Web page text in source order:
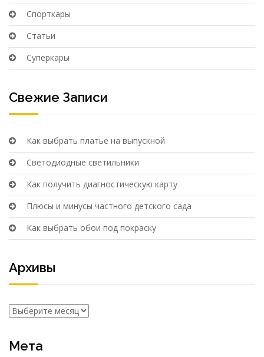
Спорткары
Статьи
Суперкары
Свежие Записи
Как выбрать платье на выпускной
Светодиодные светильники
Как получить диагностическую карту
Плюсы и минусы частного детского сада
Как выбрать обои под покраску
Архивы
Архивы
Мета